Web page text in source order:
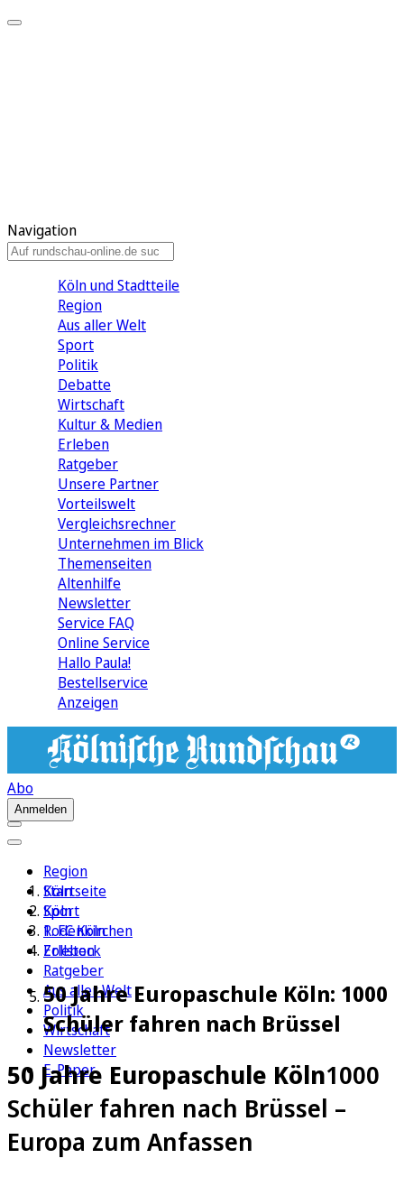
Navigation
Köln und Stadtteile
Region
Aus aller Welt
Sport
Politik
Debatte
Wirtschaft
Kultur & Medien
Erleben
Ratgeber
Unsere Partner
Vorteilswelt
Vergleichsrechner
Unternehmen im Blick
Themenseiten
Altenhilfe
Newsletter
Service FAQ
Online Service
Hallo Paula!
Bestellservice
Anzeigen
Abo
Anmelden
Region
Köln
Sport
1. FC Köln
Erleben
Ratgeber
Aus aller Welt
Politik
Wirtschaft
Newsletter
E-Paper
Startseite
Köln
Rodenkirchen
Zollstock
50 Jahre Europaschule Köln: 1000
Schüler fahren nach Brüssel
50 Jahre Europaschule Köln1000
Schüler fahren nach Brüssel –
Europa zum Anfassen